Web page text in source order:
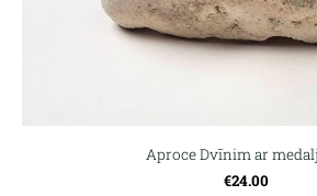
Aproce Dvīnim ar
€24.00